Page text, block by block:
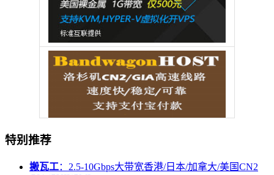
特别推荐
搬瓦工：2.5-10Gbps大带宽香港/日本/加拿大/美国CN2